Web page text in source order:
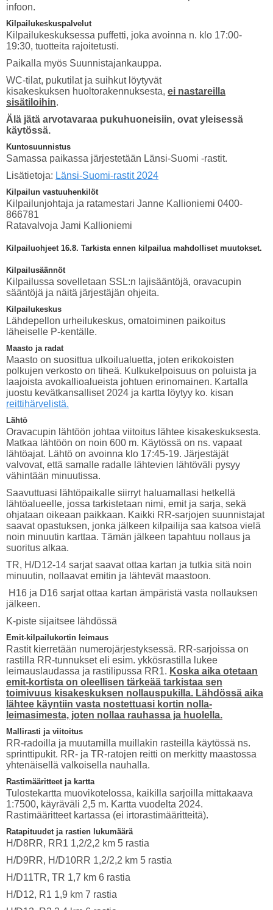
infoon.
Kilpailukeskuspalvelut
Kilpailukeskuksessa puffetti, joka avoinna n. klo 17:00-
19:30, tuotteita rajoitetusti.
Paikalla myös Suunnistajankauppa.
WC-tilat, pukutilat ja suihkut löytyvät
kisakeskuksen huoltorakennuksesta, ei nastareilla
sisätiloihin.
Älä jätä arvotavaraa pukuhuoneisiin, ovat yleisessä
käytössä.
Kuntosuunnistus
Samassa paikassa järjestetään Länsi-Suomi -rastit.
Lisätietoja: Länsi-Suomi-rastit 2024
Kilpailun vastuuhenkilöt
Kilpailunjohtaja ja ratamestari Janne Kallioniemi 0400-
866781
Ratavalvoja Jami Kallioniemi
Kilpailuohjeet 16.8. Tarkista ennen kilpailua mahdolliset muutokset.
Kilpailusäännöt
Kilpailussa sovelletaan SSL:n lajisääntöjä, oravacupin
sääntöjä ja näitä järjestäjän ohjeita.
Kilpailukeskus
Lähdepellon urheilukeskus, omatoiminen paikoitus
läheiselle P-kentälle.
Maasto ja radat
Maasto on suosittua ulkoilualuetta, joten erikokoisten
polkujen verkosto on tiheä. Kulkukelpoisuus on poluista ja
laajoista avokallioalueista johtuen erinomainen. Kartalla
juostu kevätkansalliset 2024 ja kartta löytyy ko. kisan
reittihärvelistä.
Lähtö
Oravacupin lähtöön johtaa viitoitus lähtee kisakeskuksesta.
Matkaa lähtöön on noin 600 m. Käytössä on ns. vapaat
lähtöajat. Lähtö on avoinna klo 17:45-19. Järjestäjät
valvovat, että samalle radalle lähtevien lähtöväli pysyy
vähintään minuutissa.
Saavuttuasi lähtöpaikalle siirryt haluamallasi hetkellä
lähtöalueelle, jossa tarkistetaan nimi, emit ja sarja, sekä
ohjataan oikeaan paikkaan. Kaikki RR-sarjojen suunnistajat
saavat opastuksen, jonka jälkeen kilpailija saa katsoa vielä
noin minuutin karttaa. Tämän jälkeen tapahtuu nollaus ja
suoritus alkaa.
TR, H/D12-14 sarjat saavat ottaa kartan ja tutkia sitä noin
minuutin, nollaavat emitin ja lähtevät maastoon.
H16 ja D16 sarjat ottaa kartan ämpäristä vasta nollauksen
jälkeen.
K-piste sijaitsee lähdössä
Emit-kilpailukortin leimaus
Rastit kierretään numerojärjestyksessä. RR-sarjoissa on
rastilla RR-tunnukset eli esim. ykkösrastilla lukee
leimauslaudassa ja rastilipussa RR1. Koska aika otetaan
emit-kortista on oleellisen tärkeää tarkistaa sen
toimivuus kisakeskuksen nollauspukilla. Lähdössä aika
lähtee käyntiin vasta nostettuasi kortin nolla-
leimasimesta, joten nollaa rauhassa ja huolella.
Mallirasti ja viitoitus
RR-radoilla ja muutamilla muillakin rasteilla käytössä ns.
sprinttipukit. RR- ja TR-ratojen reitti on merkitty maastossa
yhtenäisellä valkoisella nauhalla.
Rastimääritteet ja kartta
Tulostekartta muovikotelossa, kaikilla sarjoilla mittakaava
1:7500, käyräväli 2,5 m. Kartta vuodelta 2024.
Rastimääritteet kartassa (ei irtorastimääritteitä).
Ratapituudet ja rastien lukumäärä
H/D8RR, RR1 1,2/2,2 km 5 rastia
H/D9RR, H/D10RR 1,2/2,2 km 5 rastia
H/D11TR, TR 1,7 km 6 rastia
H/D12, R1 1,9 km 7 rastia